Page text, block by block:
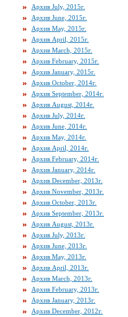
Архив July, 2015г.
Архив June, 2015г.
Архив May, 2015г.
Архив April, 2015г.
Архив March, 2015г.
Архив February, 2015г.
Архив January, 2015г.
Архив October, 2014г.
Архив September, 2014г.
Архив August, 2014г.
Архив July, 2014г.
Архив June, 2014г.
Архив May, 2014г.
Архив April, 2014г.
Архив February, 2014г.
Архив January, 2014г.
Архив December, 2013г.
Архив November, 2013г.
Архив October, 2013г.
Архив September, 2013г.
Архив August, 2013г.
Архив July, 2013г.
Архив June, 2013г.
Архив May, 2013г.
Архив April, 2013г.
Архив March, 2013г.
Архив February, 2013г.
Архив January, 2013г.
Архив December, 2012г.